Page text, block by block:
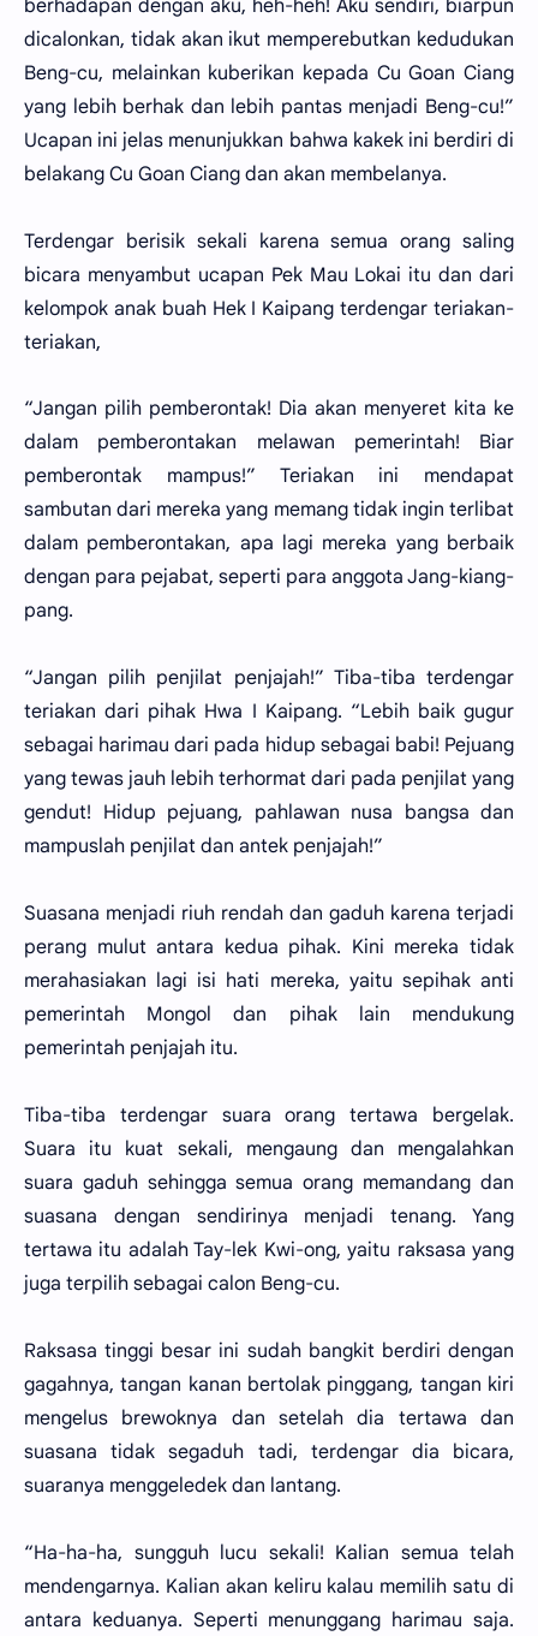
berhadapan dengan aku, heh-heh! Aku sendiri, biarpun
dicalonkan, tidak akan ikut memperebutkan kedudukan
Beng-cu, melainkan kuberikan kepada Cu Goan Ciang
yang lebih berhak dan lebih pantas menjadi Beng-cu!”
Ucapan ini jelas menunjukkan bahwa kakek ini berdiri di
belakang Cu Goan Ciang dan akan membelanya.
Terdengar berisik sekali karena semua orang saling
bicara menyambut ucapan Pek Mau Lokai itu dan dari
kelompok anak buah Hek I Kaipang terdengar teriakan-
teriakan,
“Jangan pilih pemberontak! Dia akan menyeret kita ke
dalam pemberontakan melawan pemerintah! Biar
pemberontak mampus!” Teriakan ini mendapat
sambutan dari mereka yang memang tidak ingin terlibat
dalam pemberontakan, apa lagi mereka yang berbaik
dengan para pejabat, seperti para anggota Jang-kiang-
pang.
“Jangan pilih penjilat penjajah!” Tiba-tiba terdengar
teriakan dari pihak Hwa I Kaipang. “Lebih baik gugur
sebagai harimau dari pada hidup sebagai babi! Pejuang
yang tewas jauh lebih terhormat dari pada penjilat yang
gendut! Hidup pejuang, pahlawan nusa bangsa dan
mampuslah penjilat dan antek penjajah!”
Suasana menjadi riuh rendah dan gaduh karena terjadi
perang mulut antara kedua pihak. Kini mereka tidak
merahasiakan lagi isi hati mereka, yaitu sepihak anti
pemerintah Mongol dan pihak lain mendukung
pemerintah penjajah itu.
Tiba-tiba terdengar suara orang tertawa bergelak.
Suara itu kuat sekali, mengaung dan mengalahkan
suara gaduh sehingga semua orang memandang dan
suasana dengan sendirinya menjadi tenang. Yang
tertawa itu adalah Tay-lek Kwi-ong, yaitu raksasa yang
juga terpilih sebagai calon Beng-cu.
Raksasa tinggi besar ini sudah bangkit berdiri dengan
gagahnya, tangan kanan bertolak pinggang, tangan kiri
mengelus brewoknya dan setelah dia tertawa dan
suasana tidak segaduh tadi, terdengar dia bicara,
suaranya menggeledek dan lantang.
“Ha-ha-ha, sungguh lucu sekali! Kalian semua telah
mendengarnya. Kalian akan keliru kalau memilih satu di
antara keduanya. Seperti menunggang harimau saja.